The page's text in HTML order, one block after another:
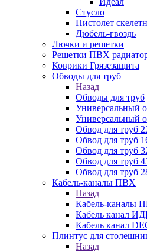
Стусло
Пистолет
Дюбель-гвоздь
Лючки и решетки
Решетки ПВХ
Коврики Грязезащита
Обводы для труб
Назад
Обводы для труб
Универсальный
Универсальный
Обвод для труб
Обвод для труб
Обвод для труб
Обвод для труб
Обвод для труб
Кабель-каналы ПВХ
Назад
Кабель-каналы
Кабель канал
Кабель канал
Плинтус для
Назад